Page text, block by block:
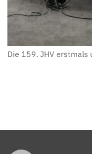
Die 159. JHV erstmals